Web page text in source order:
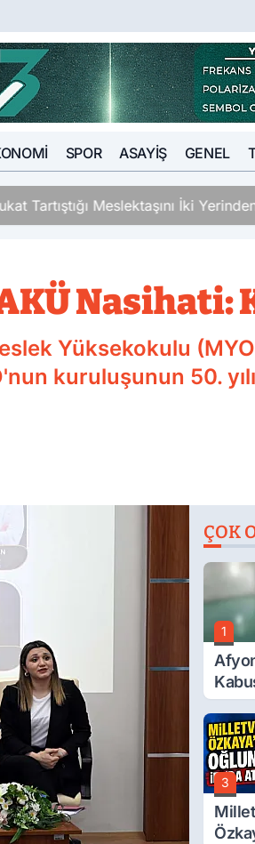
SPOR ASAYIŞ GENEL
Tartıştığı Meslektaşını İki
Nasihati:
Yüksekokulu
kuruluşunun 50.
ÇOK
1
Acı
3